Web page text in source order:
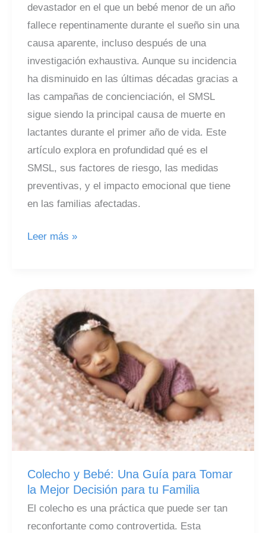
devastador en el que un bebé menor de un año
fallece repentinamente durante el sueño sin una
causa aparente, incluso después de una
investigación exhaustiva. Aunque su incidencia
ha disminuido en las últimas décadas gracias a
las campañas de concienciación, el SMSL
sigue siendo la principal causa de muerte en
lactantes durante el primer año de vida. Este
artículo explora en profundidad qué es el
SMSL, sus factores de riesgo, las medidas
preventivas, y el impacto emocional que tiene
en las familias afectadas.
Síndrome
Súbita
Lactante
(SMSL):
Todo
lo
que
Necesitas
Saber.
Leer más »
Colecho y Bebé: Una Guía para Tomar
la Mejor Decisión para tu Familia
El colecho es una práctica que puede ser tan
reconfortante como controvertida. Esta